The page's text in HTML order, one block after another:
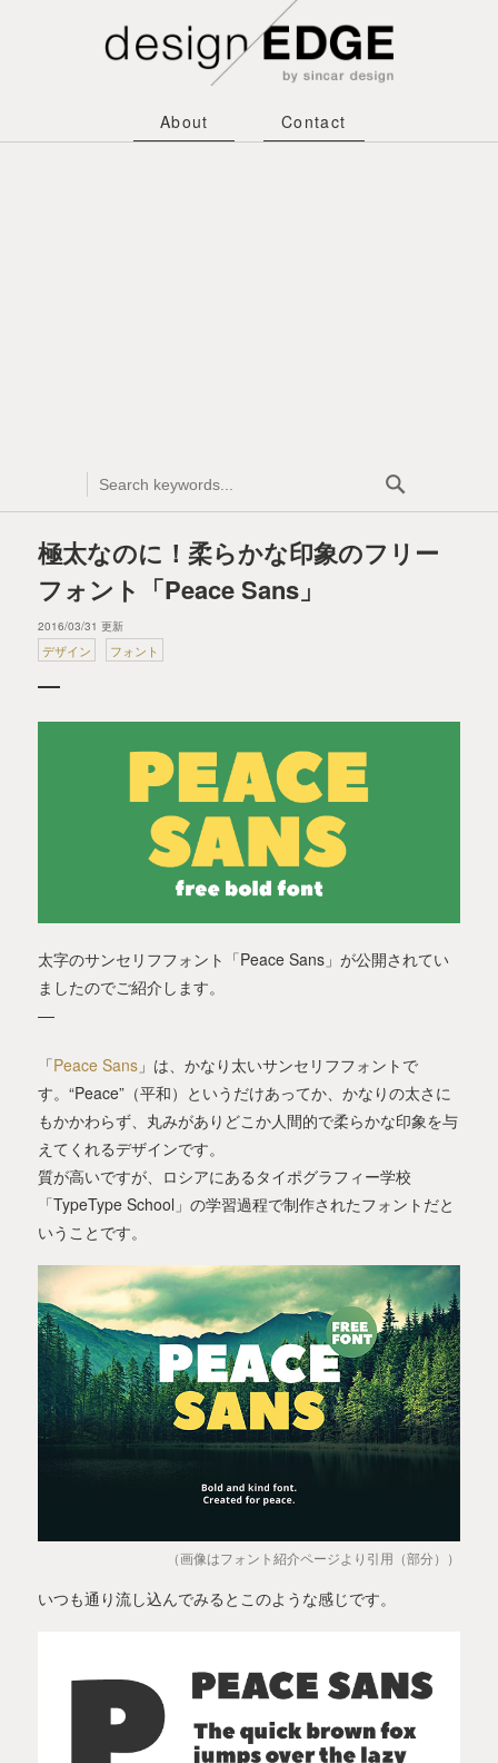
About Contact
極太なのに！柔らかな印象のフリー
フォント「Peace Sans」
2016/03/31 更新
デザイン フォント
太字のサンセリフフォント「Peace Sans」が公開されてい
ましたのでご紹介します。
「Peace Sans」は、かなり太いサンセリフフォントで
す。“Peace”（平和）というだけあってか、かなりの太さに
もかかわらず、丸みがありどこか人間的で柔らかな印象を与
えてくれるデザインです。
質が高いですが、ロシアにあるタイポグラフィー学校
「TypeType School」の学習過程で制作されたフォントだと
いうことです。
（画像はフォント紹介ページより引用（部分））
いつも通り流し込んでみるとこのような感じです。